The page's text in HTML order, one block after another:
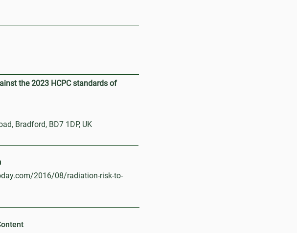
the 2023 HCPC standards of
Bradford, BD7 1DP, UK
2016/08/radiation-risk-to-